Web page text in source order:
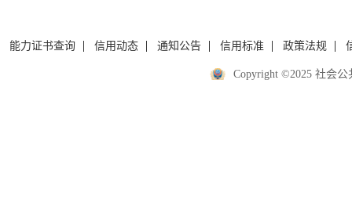
能力证书查询 信用动态 通知公告 信用标准 政策法规
Copyright ©2025 社会